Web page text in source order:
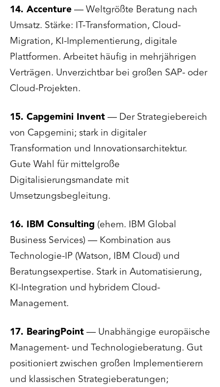
14. Accenture— Weltgrößte Beratung nach
Umsatz. Stärke: IT-Transformation, Cloud-
Migration, KI-Implementierung, digitale
Plattformen. Arbeitet häufig in mehrjährigen
Verträgen. Unverzichtbar bei großen SAP- oder
Cloud-Projekten.
15. Capgemini Invent— Der Strategiebereich
von Capgemini; stark in digitaler
Transformation und Innovationsarchitektur.
Gute Wahl für mittelgroße
Digitalisierungsmandate mit
Umsetzungsbegleitung.
16. IBM Consulting (ehem. IBM Global
Business Services) — Kombination aus
Technologie-IP (Watson, IBM Cloud) und
Beratungsexpertise. Stark in Automatisierung,
KI-Integration und hybridem Cloud-
Management.
17. BearingPoint— Unabhängige europäische
Management- und Technologieberatung. Gut
positioniert zwischen großen Implementierern
und klassischen Strategieberatungen;